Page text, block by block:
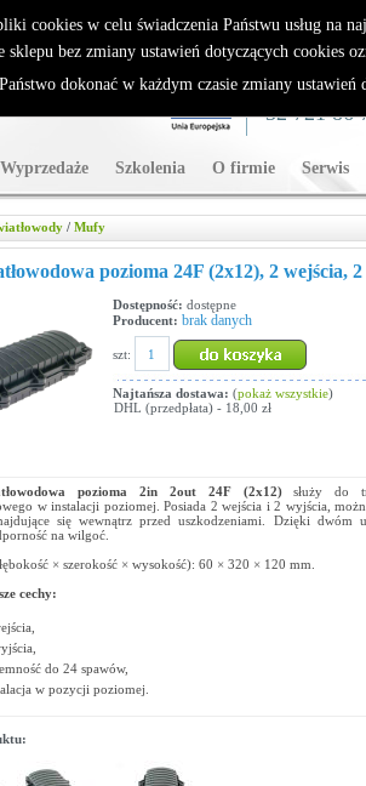
Sparklan
Wyprzedaże Szkolenia O firmie Serwis
WSPARCIE
32 721 86
/ Mufy
pozioma 24F (2x12), 2 wejścia,
Dostępność: dostępne
Producent: brak danych
szt:
Najtańsza dostawa: (pokaż wszystkie)
DHL (przedpłata) - 18,00 zł
pozioma 2in 2out 24F (2x12)służy do
w instalacji poziomej. Posiada 2 wejścia i 2 wyjścia,
się wewnątrz przed uszkodzeniami. Dzięki dwóm
na wilgoć.
× szerokość × wysokość): 60 × 320 × 120 mm.
cechy:
do 24 spawów,
w pozycji poziomej.
cookies w celu świadczenia Państwu usług na
bez zmiany ustawień dotyczących cookies
dokonać w każdym czasie zmiany ustawień